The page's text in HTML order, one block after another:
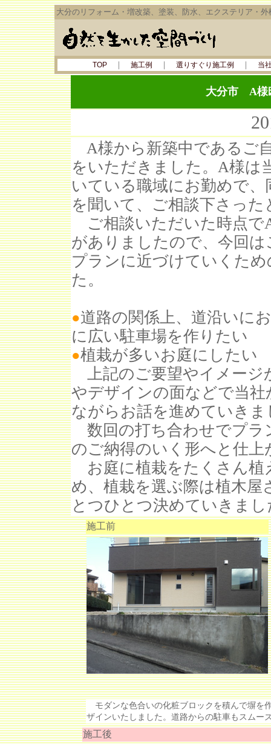
大分のリフォーム・増改築、塗装、防水、エクステリア・
TOP｜ 施工例 ｜ 選りすぐり施工例 ｜ 当
大分市 A
A様から新築中であるご
をいただきました。A様は
いている職域にお勤めで
を聞いて、ご相談下さっ
ご相談いただいた時点で
がありましたので、今回
プランに近づけていくた
た。
●道路の関係上、道沿いに
に広い駐車場を作りたい
●植栽が多いお庭にしたい
上記のご要望やイメージ
やデザインの面などで当
ながらお話を進めていきま
数回の打ち合わせでプラ
のご納得のいく形へと仕
お庭に植栽をたくさん植
め、植栽を選ぶ際は植木
とつひとつ決めていきまし
施工前
モダンな色合いの化粧ブロックを積んで塀を
ザインいたしました。道路からの駐車もスムー
施工後